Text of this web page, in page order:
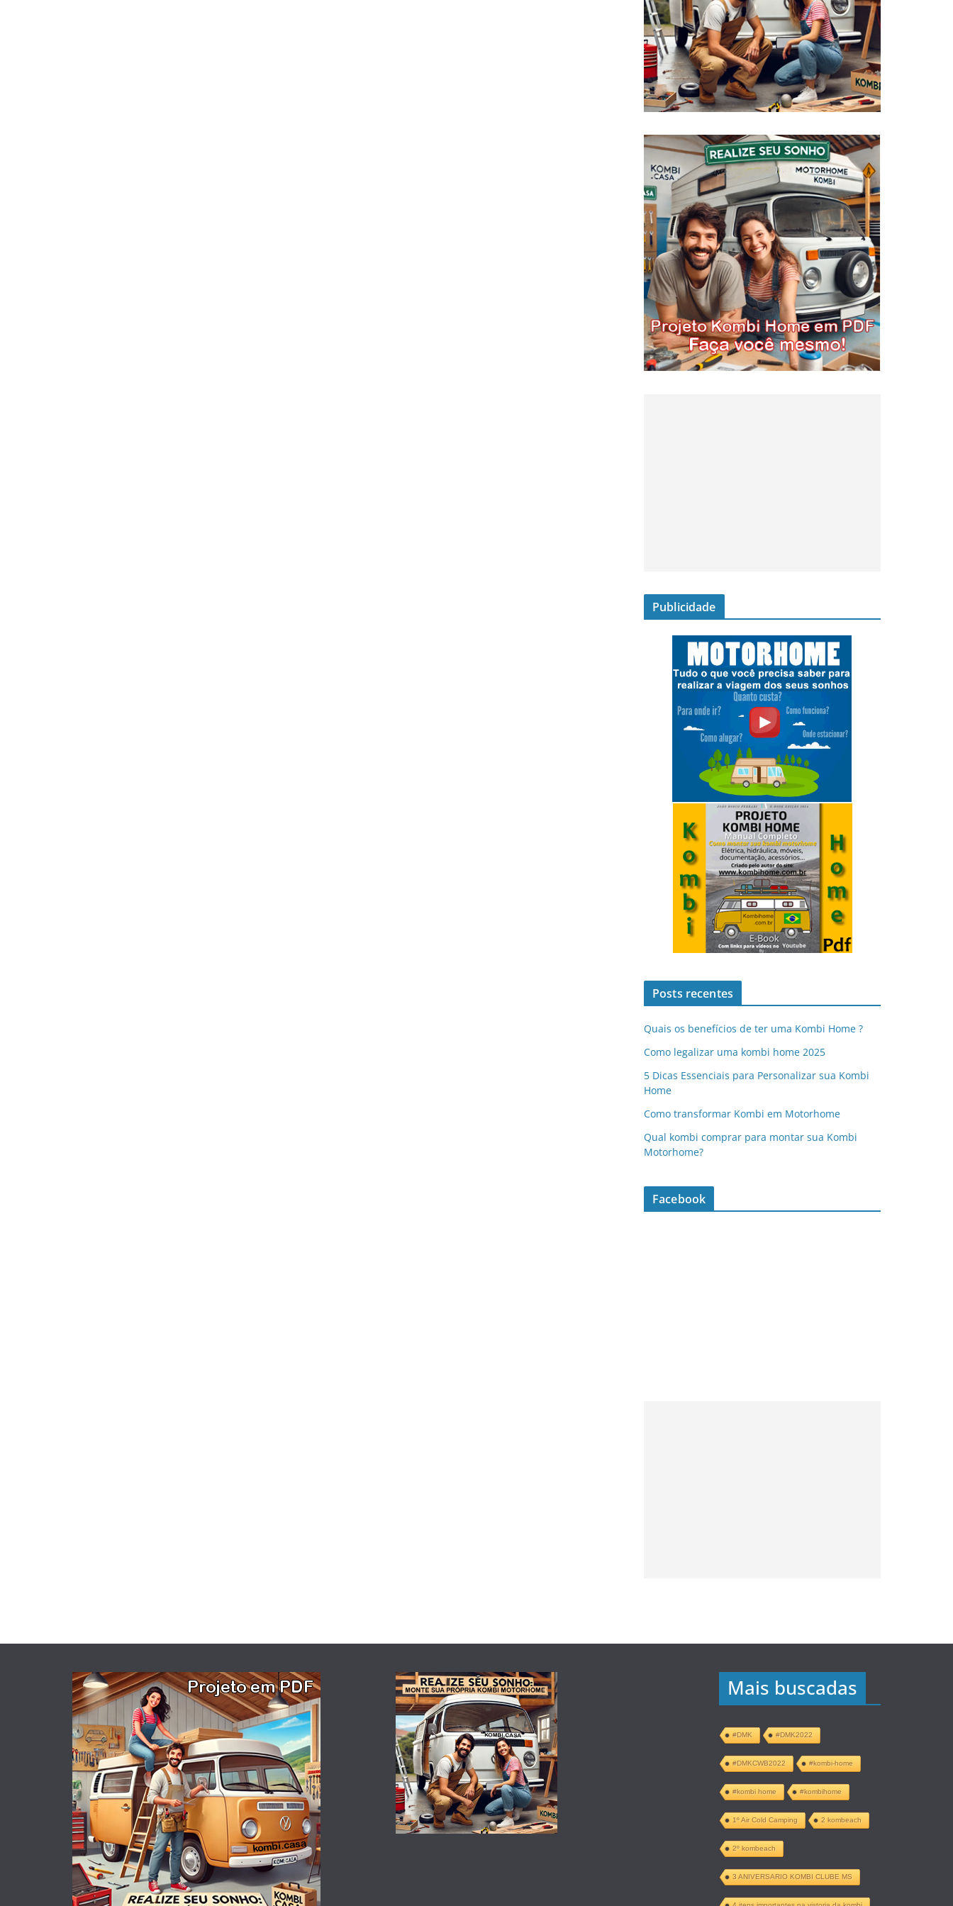
Publicidade
Posts recentes
Quais os benefícios de ter uma Kombi Home ?
Como legalizar uma kombi home 2025
5 Dicas Essenciais para Personalizar sua Kombi
Home
Como transformar Kombi em Motorhome
Qual kombi comprar para montar sua Kombi
Motorhome?
Facebook
Mais buscadas
#DMK #DMK2022
#DMKCWB2022 #kombi-home
#kombi home #kombihome
1º Air Cold Camping 2 kombeach
2º kombeach
3 ANIVERSARIO KOMBI CLUBE MS